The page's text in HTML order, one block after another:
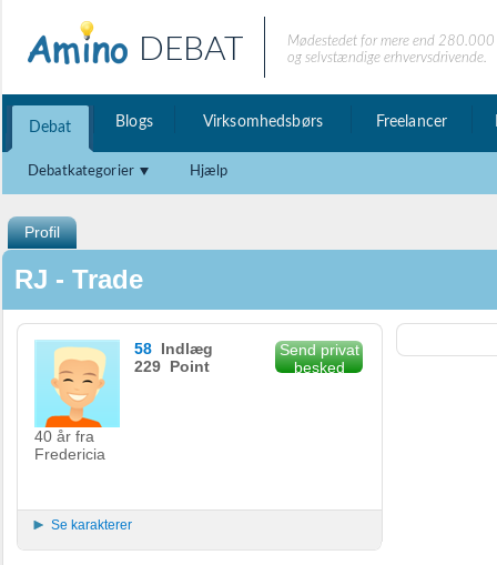
DEBAT
Mødestedet for mere end
og selvstændige erhvervsdrivende.
Debat Blogs Virksomhedsbørs Freelancer
Debatkategorier Hjælp
Profil
RJ - Trade
40 år fra
Fredericia
58 Indlæg
229 Point
Send privat
besked
Se karakterer